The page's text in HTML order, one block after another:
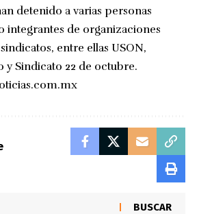
detenido a varias personas
integrantes de organizaciones
entre ellas USON,
y Sindicato 22 de octubre.
BUSCAR